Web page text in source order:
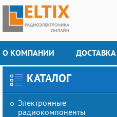
О КОМПАНИИ ДОСТАВКА
КАТАЛОГ
Электронные
радиокомпоненты